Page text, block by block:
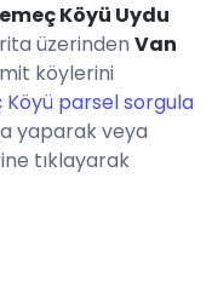
Köyü Uydu
üzerinden Van
köylerini
Köyü parsel sorgula
yaparak veya
tıklayarak